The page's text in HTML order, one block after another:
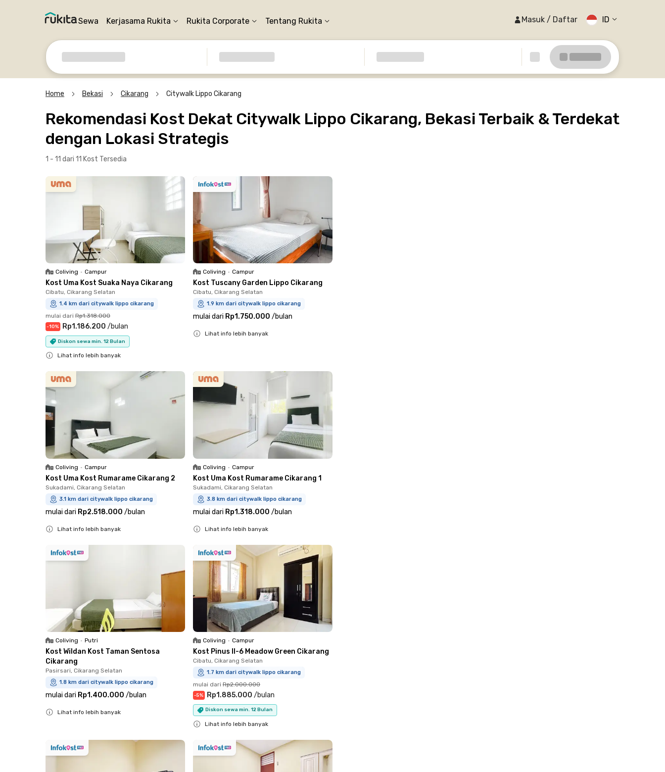
Sewa Kerjasama Rukita Rukita Corporate Tentang Rukita Masuk / Daftar ID
Home Bekasi Cikarang Citywalk Lippo Cikarang
Rekomendasi Kost Dekat Citywalk Lippo Cikarang, Bekasi Terbaik & Terdekat
dengan Lokasi Strategis
1 - 11 dari 11 Kost Tersedia
Coliving • Campur
Kost Uma Kost Suaka Naya Cikarang
Cibatu, Cikarang Selatan
1.4 km dari citywalk lippo cikarang
mulai dari Rp1.318.000
-10% Rp1.186.200 /bulan
Diskon sewa min. 12 Bulan
Lihat info lebih banyak
Coliving • Campur
Kost Tuscany Garden Lippo Cikarang
Cibatu, Cikarang Selatan
1.9 km dari citywalk lippo cikarang
mulai dari Rp1.750.000 /bulan
Lihat info lebih banyak
Coliving • Campur
Kost Uma Kost Rumarame Cikarang 2
Sukadami, Cikarang Selatan
3.1 km dari citywalk lippo cikarang
mulai dari Rp2.518.000 /bulan
Lihat info lebih banyak
Coliving • Campur
Kost Uma Kost Rumarame Cikarang 1
Sukadami, Cikarang Selatan
3.8 km dari citywalk lippo cikarang
mulai dari Rp1.318.000 /bulan
Lihat info lebih banyak
Coliving • Putri
Kost Wildan Kost Taman Sentosa
Cikarang
Pasirsari, Cikarang Selatan
1.8 km dari citywalk lippo cikarang
mulai dari Rp1.400.000 /bulan
Lihat info lebih banyak
Coliving • Campur
Kost Pinus II-6 Meadow Green Cikarang
Cibatu, Cikarang Selatan
1.7 km dari citywalk lippo cikarang
mulai dari Rp2.000.000
-5% Rp1.885.000 /bulan
Diskon sewa min. 12 Bulan
Lihat info lebih banyak